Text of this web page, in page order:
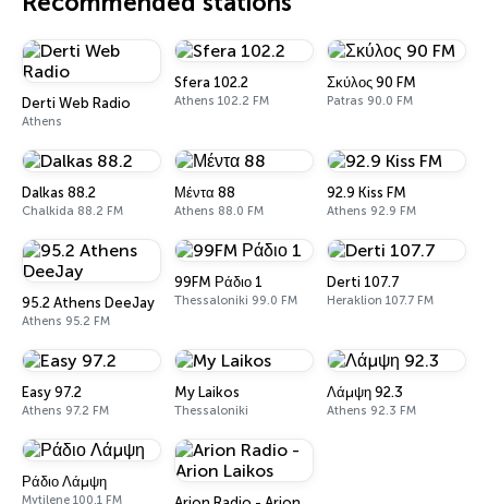
Derti Web Radio
Athens
Sfera 102.2
Athens 102.2 FM
Σκύλος 90 FM
Patras 90.0 FM
Dalkas 88.2
Chalkida 88.2 FM
Μέντα 88
Athens 88.0 FM
92.9 Kiss FM
Athens 92.9 FM
95.2 Athens DeeJay
Athens 95.2 FM
99FM Ράδιο 1
Thessaloniki 99.0 FM
Derti 107.7
Heraklion 107.7 FM
Easy 97.2
Athens 97.2 FM
My Laikos
Thessaloniki
Λάμψη 92.3
Athens 92.3 FM
Ράδιο Λάμψη
Mytilene 100.1 FM